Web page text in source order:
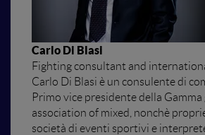
Carlo Di Blasi
Fighting consultant and
Carlo Di Blasi è un consulente di
Primo vice presidente della Gamma
association of mixed, nonchè
società di eventi sportivi e